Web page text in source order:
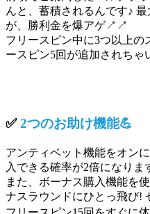
んと、蓄積されるんです♪
が、勝利金を爆アゲ↗↗
フリースピン中に3つ以上の
ースピン5回が追加されちゃ
✅2つのお助け機能💪
アンティベット機能をオン
入できる確率が2倍になりま
また、ボーナス購入機能を
ナスラウンドにひとっ飛び!